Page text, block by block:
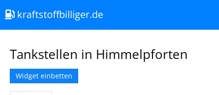
kraftstoffbilliger.de
Tankstellen in Himmelpforten
Widget einbetten